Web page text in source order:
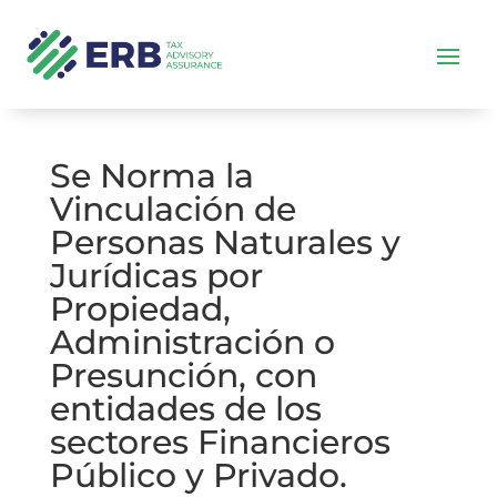
Se Norma la
Vinculación de
Personas Naturales y
Jurídicas por
Propiedad,
Administración o
Presunción, con
entidades de los
sectores Financieros
Público y Privado.